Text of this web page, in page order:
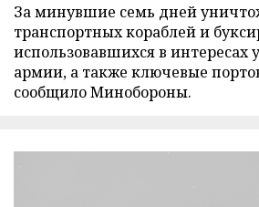
За минувшие семь дней
транспортных кораблей и
использовавшихся в интересах
армии, а также ключевые
сообщило Минобороны.